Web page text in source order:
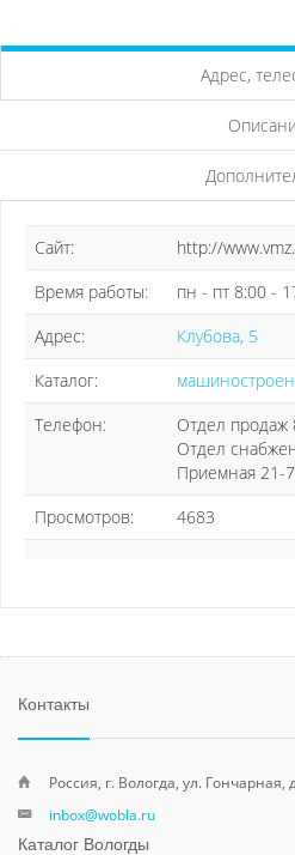
Адрес,
Сайт:
http://
Время работы:
пн - пт 8:00 -
Адрес:
Клубова, 5
Каталог:
Телефон:
Отдел продаж
Отдел
Приемная 21-
Просмотров:
4683
Контакты
Россия, г. Вологда, ул. Гончарная,
inbox@wobla.ru
Каталог Вологды